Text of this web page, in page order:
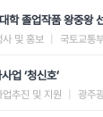
학 졸업작품 왕중왕
사 및 홍보 국토교통
업 ‘청신호’
업추진 및 지원 광주